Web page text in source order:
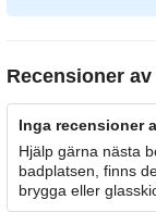
Recensioner av
Inga recensioner
Hjälp gärna nästa
badplatsen, finns
brygga eller